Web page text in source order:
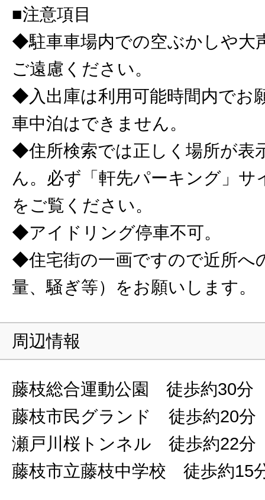
■注意項目
◆駐車車場内での空ぶかしや大
ご遠慮ください。
◆入出庫は利用可能時間内でお
車中泊はできません。
◆住所検索では正しく場所が表
ん。必ず「軒先パーキング」サ
をご覧ください。
◆アイドリング停車不可。
◆住宅街の一画ですので近所へ
量、騒ぎ等）をお願いします。
周辺情報
藤枝総合運動公園 徒歩約30分
藤枝市民グランド 徒歩約20分
瀬戸川桜トンネル 徒歩約22分
藤枝市立藤枝中学校 徒歩約15